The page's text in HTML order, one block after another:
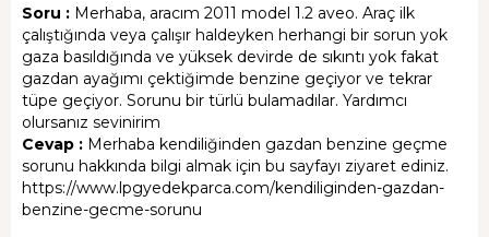
Soru : Merhaba, aracım 2011 model 1.2 aveo. Araç ilk
çalıştığında veya çalışır haldeyken herhangi bir sorun yok
gaza basıldığında ve yüksek devirde de sıkıntı yok fakat
gazdan ayağımı çektiğimde benzine geçiyor ve tekrar
tüpe geçiyor. Sorunu bir türlü bulamadılar. Yardımcı
olursanız sevinirim
Cevap : Merhaba kendiliğinden gazdan benzine geçme
sorunu hakkında bilgi almak için bu sayfayı ziyaret ediniz.
https://www.lpgyedekparca.com/kendiliginden-gazdan-
benzine-gecme-sorunu